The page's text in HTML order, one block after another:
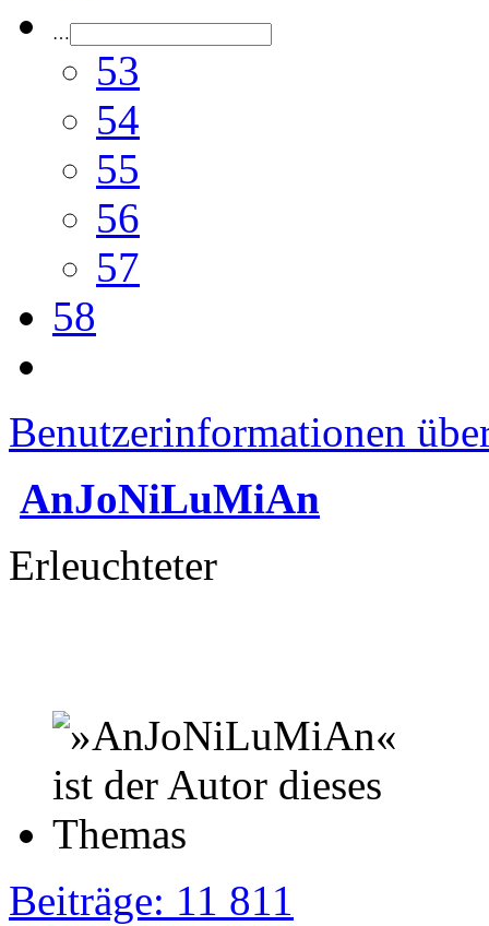
…
53
54
55
56
57
58
Benutzerinformationen
AnJoNiLuMiAn
Erleuchteter
Beiträge: 11 811